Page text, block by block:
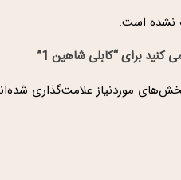
نشده است.
برای “کابلی شاهین 1”
موردنیاز علامت‌گذاری